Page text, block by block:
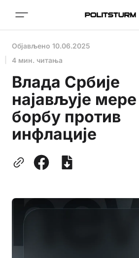
Објављено 10.06.2025
4 мин. читања
Влада Србије
најављује мере
борбу против
инфлације